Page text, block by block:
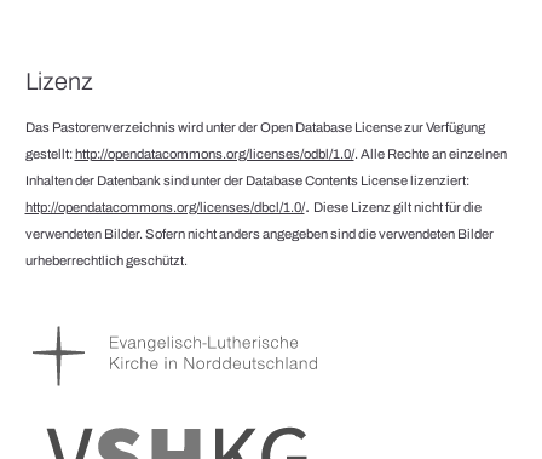
Lizenz
Das Pastorenverzeichnis wird unter der Open Database License zur Verfügung
gestellt:http://opendatacommons.org/licenses/odbl/1.0/. Alle Rechte an einzelnen
Inhalten der Datenbank sind unter der Database Contents License lizenziert:
http://opendatacommons.org/licenses/dbcl/1.0/. Diese Lizenz gilt nicht für die
verwendeten Bilder. Sofern nicht anders angegeben sind die verwendeten Bilder
urheberrechtlich geschützt.